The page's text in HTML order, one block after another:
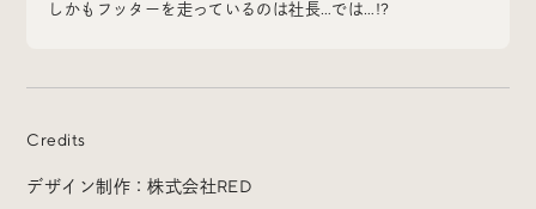
れを、ほぼ毎日1つずつ紹介しています。
iDID Podcast
しかもフッターを走っているのは社長…では…!?
Credits
デザイン制作：株式会社RED